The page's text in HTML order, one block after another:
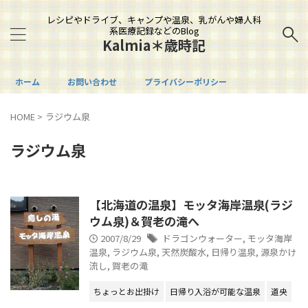
レシピやドライブ、キャンプや温泉、乳がんや婦人科
系医療記録などのBlog
Kalmia＊歳時記
ホーム お問い合わせ プライバシーポリシー
HOME > ラジウム泉
ラジウム泉
【北海道の温泉】モッタ海岸温泉(ラジ
ウム泉)＆賀老の滝へ
2007/8/29 ドラゴンウォーター, モッタ海岸
温泉, ラジウム泉, 天然炭酸水, 日帰り温泉, 源泉かけ
流し, 賀老の滝
ちょっとお出掛け 日帰り入浴が可能な温泉 道央